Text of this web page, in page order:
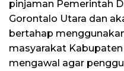
pinjaman Pemerintah
Gorontalo Utara dan
bertahap
masyarakat
mengawal agar